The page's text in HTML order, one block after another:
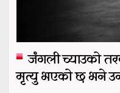
जंगली च्याउको
मृत्यु भएको छ भने